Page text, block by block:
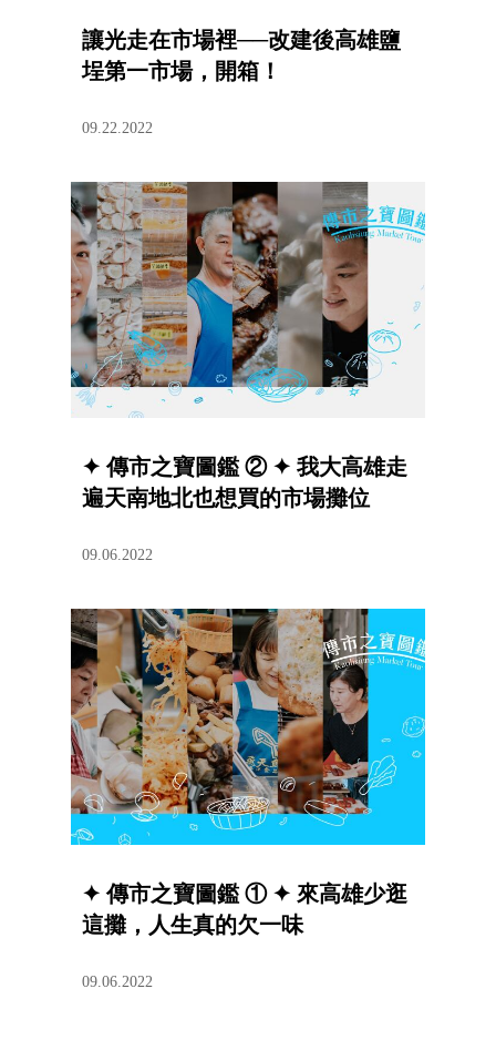
讓光走在市場裡──改建後高雄鹽
埕第一市場，開箱！
09.22.2022
✦ 傳市之寶圖鑑 ② ✦ 我大高雄走
遍天南地北也想買的市場攤位
09.06.2022
✦ 傳市之寶圖鑑 ① ✦ 來高雄少逛
這攤，人生真的欠一味
09.06.2022